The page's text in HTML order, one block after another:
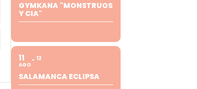
GYMKANA "MONSTRUOS
Y CIA"
11
AGO
12
SALAMANCA ECLIPSA